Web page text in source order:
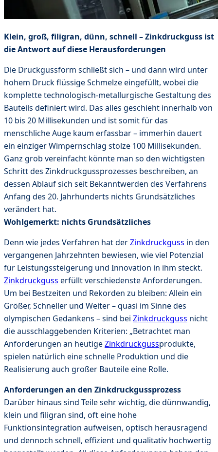
Klein, groß, filigran, dünn, schnell – Zinkdruckguss ist
die Antwort auf diese Herausforderungen
Die Druckgussform schließt sich – und dann wird unter
hohem Druck flüssige Schmelze eingefüllt, wobei die
komplette technologisch-metallurgische Gestaltung des
Bauteils definiert wird. Das alles geschieht innerhalb von
10 bis 20 Millisekunden und ist somit für das
menschliche Auge kaum erfassbar – immerhin dauert
ein einziger Wimpernschlag stolze 100 Millisekunden.
Ganz grob vereinfacht könnte man so den wichtigsten
Schritt des Zinkdruckgussprozesses beschreiben, an
dessen Ablauf sich seit Bekanntwerden des Verfahrens
Anfang des 20. Jahrhunderts nichts Grundsätzliches
verändert hat.
Wohlgemerkt: nichts Grundsätzliches
Denn wie jedes Verfahren hat derZinkdruckguss in den
vergangenen Jahrzehnten bewiesen, wie viel Potenzial
für Leistungssteigerung und Innovation in ihm steckt.
Zinkdruckguss erfüllt verschiedenste Anforderungen.
Um bei Bestzeiten und Rekorden zu bleiben: Allein ein
Größer, Schneller und Weiter – quasi im Sinne des
olympischen Gedankens – sind bei Zinkdruckguss nicht
die ausschlaggebenden Kriterien: „Betrachtet man
Anforderungen an heutigeZinkdruckgussprodukte,
spielen natürlich eine schnelle Produktion und die
Realisierung auch großer Bauteile eine Rolle.
Anforderungen an den Zinkdruckgussprozess
Darüber hinaus sind Teile sehr wichtig, die dünnwandig,
klein und filigran sind, oft eine hohe
Funktionsintegration aufweisen, optisch herausragend
und dennoch schnell, effizient und qualitativ hochwertig